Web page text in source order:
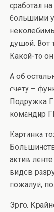
сработал
большими
душой. Вот
Какой-то
А об
счету –
Подружка
командир
Картинка
актив
видов
пожалуй,
Эрго.